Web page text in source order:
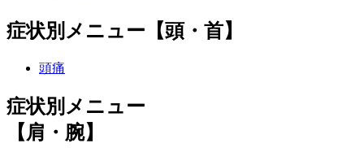
症状別メニュー【頭・首】
頭痛
症状別メニュー
【肩・腕】